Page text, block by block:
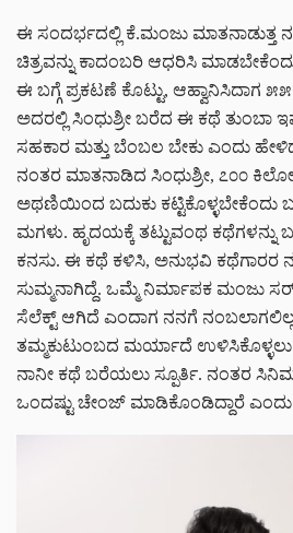
ಈ ಸಂದರ್ಭದಲ್ಲಿ ಕೆ.ಮಂಜು ಮಾತನಾಡುತ್ತ
ಚಿತ್ರವನ್ನು ಕಾದಂಬರಿ ಆಧರಿಸಿ ಮಾಡಬೇಕೆಂದು
ಈ ಬಗ್ಗೆ ಪ್ರಕಟಣೆ ಕೊಟ್ಟು, ಆಹ್ವಾನಿಸಿದಾಗ
ಅದರಲ್ಲಿ ಸಿಂಧುಶ್ರೀ ಬರೆದ ಈ ಕಥೆ ತುಂಬಾ
ಸಹಕಾರ ಮತ್ತು ಬೆಂಬಲ ಬೇಕು ಎಂದು
ನಂತರ ಮಾತನಾಡಿದ ಸಿಂಧುಶ್ರೀ, ೭೦೦
ಅಥಣಿಯಿಂದ ಬದುಕು ಕಟ್ಟಿಕೊಳ್ಳಬೇಕೆಂದು
ಮಗಳು. ಹೃದಯಕ್ಕೆ ತಟ್ಟುವಂಥ ಕಥೆಗಳನ್ನು
ಕನಸು. ಈ ಕಥೆ ಕಳಿಸಿ, ಅನುಭವಿ ಕಥೆಗಾರರ
ಸುಮ್ಮನಾಗಿದ್ದೆ. ಒಮ್ಮೆ ನಿರ್ಮಾಪಕ ಮಂಜು
ಸೆಲೆಕ್ಟ್ ಆಗಿದೆ ಎಂದಾಗ ನನಗೆ ನಂಬಲಾಗಲಿಲ್ಲ.
ತಮ್ಮ‌ಕುಟುಂಬದ ಮರ್ಯಾದೆ ಉಳಿಸಿಕೊಳ್ಳಲು
ನಾನೀ ಕಥೆ ಬರೆಯಲು ಸ್ಪೂರ್ತಿ. ನಂತರ
ಒಂದಷ್ಟು ಚೇಂಜ್ ಮಾಡಿಕೊಂಡಿದ್ದಾರೆ